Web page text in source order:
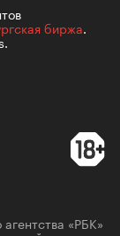
биржа.
«РБК»